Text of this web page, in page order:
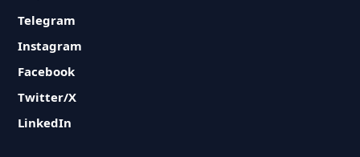
Telegram
Instagram
Facebook
Twitter/X
LinkedIn